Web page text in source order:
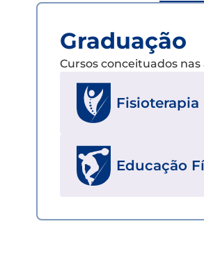
Graduação
Cursos conceituados
Fisioterapia
Educação